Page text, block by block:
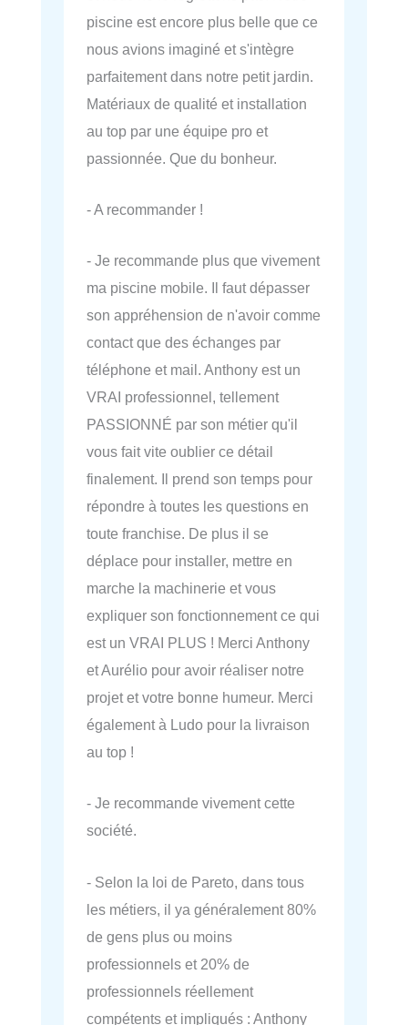
piscine est encore plus belle que ce
nous avions imaginé et s'intègre
parfaitement dans notre petit jardin.
Matériaux de qualité et installation
au top par une équipe pro et
passionnée. Que du bonheur.
- A recommander !
- Je recommande plus que vivement
ma piscine mobile. Il faut dépasser
son appréhension de n'avoir comme
contact que des échanges par
téléphone et mail. Anthony est un
VRAI professionnel, tellement
PASSIONNÉ par son métier qu'il
vous fait vite oublier ce détail
finalement. Il prend son temps pour
répondre à toutes les questions en
toute franchise. De plus il se
déplace pour installer, mettre en
marche la machinerie et vous
expliquer son fonctionnement ce qui
est un VRAI PLUS ! Merci Anthony
et Aurélio pour avoir réaliser notre
projet et votre bonne humeur. Merci
également à Ludo pour la livraison
au top !
- Je recommande vivement cette
société.
- Selon la loi de Pareto, dans tous
les métiers, il ya généralement 80%
de gens plus ou moins
professionnels et 20% de
professionnels réellement
compétents et impliqués : Anthony